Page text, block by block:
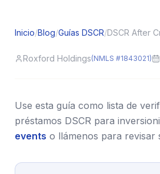
Inicio/Blog/Guías DSCR/
Roxford Holdings(NMLS #1843021)
Use esta guía como lista de
préstamos DSCR para
events o llámenos para revisar